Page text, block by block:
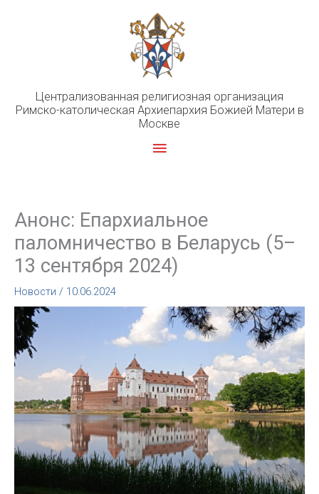
Централизованная религиозная организация
Римско-католическая Архиепархия Божией Матери в
Москве
Главное
Анонс: Епархиальное
паломничество в Беларусь (5–
13 сентября 2024)
Новости / 10.06.2024